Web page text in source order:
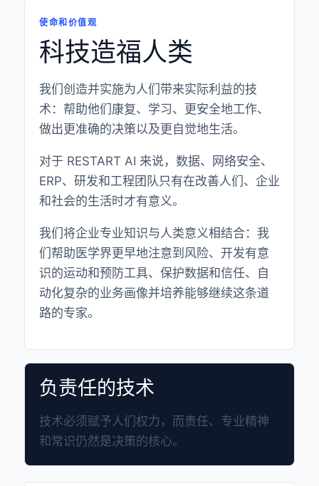
使命和价值观
科技造福人类
我们创造并实施为人们带来实际利益的技
术：帮助他们康复、学习、更安全地工作、
做出更准确的决策以及更自觉地生活。
对于 RESTART AI 来说，数据、网络安全、
ERP、研发和工程团队只有在改善人们、企业
和社会的生活时才有意义。
我们将企业专业知识与人类意义相结合：我
们帮助医学界更早地注意到风险、开发有意
识的运动和预防工具、保护数据和信任、自
动化复杂的业务画像并培养能够继续这条道
路的专家。
负责任的技术
技术必须赋予人们权力，而责任、专业精神
和常识仍然是决策的核心。